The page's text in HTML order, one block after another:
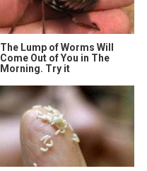
The Lump of Worms Will
Come Out of You in The
Morning. Try it